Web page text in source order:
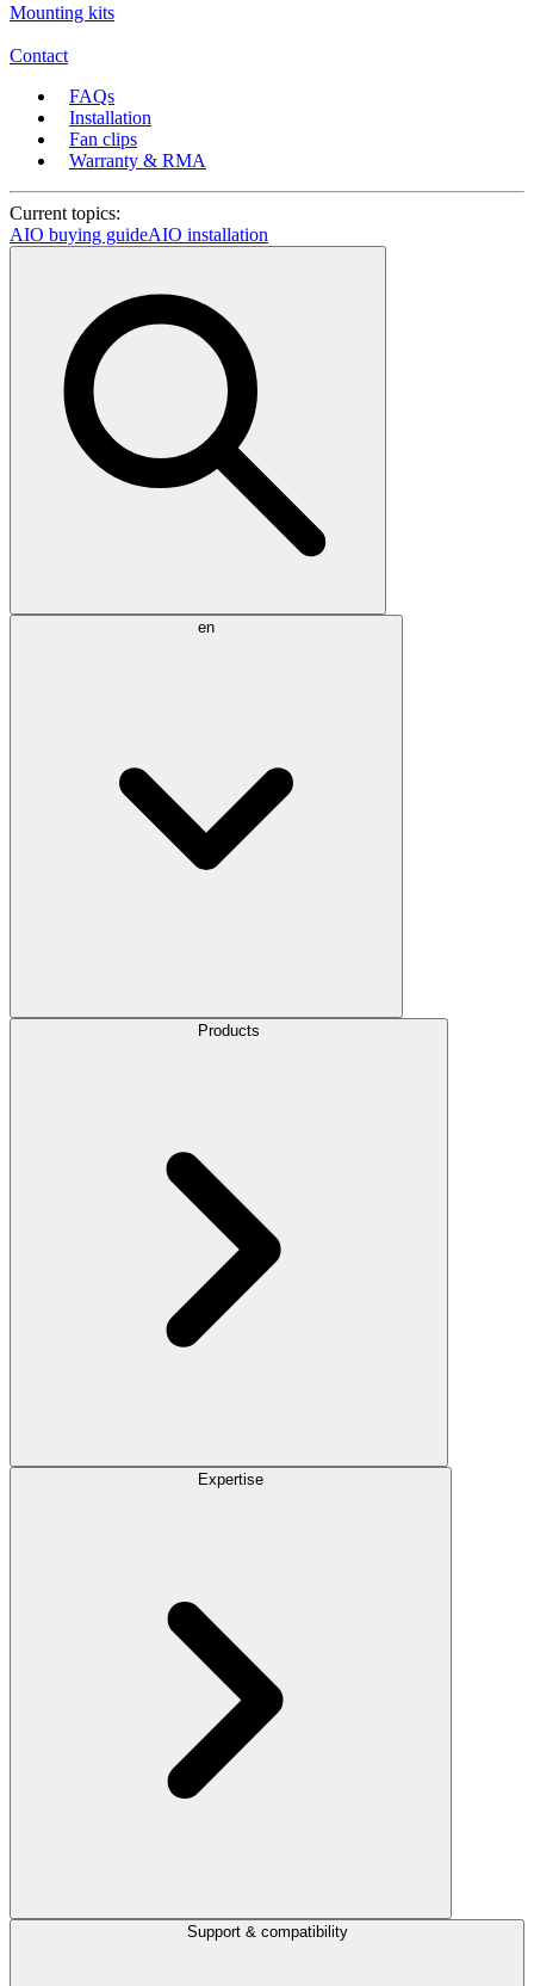
Mounting kits
Contact
FAQs
Installation
Fan clips
Warranty & RMA
Current topics:
AIO buying guideAIO installation
en
Products
Expertise
Support & compatibility